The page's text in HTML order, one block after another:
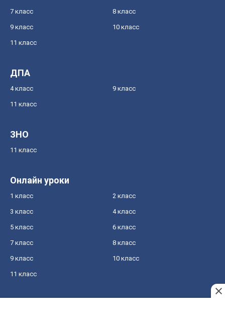
7 класс 8 класс
9 класс 10 класс
11 класс
ДПА
4 класс 9 класс
11 класс
ЗНО
11 класс
Онлайн уроки
1 класс 2 класс
3 класс 4 класс
5 класс 6 класс
7 класс 8 класс
9 класс 10 класс
11 класс